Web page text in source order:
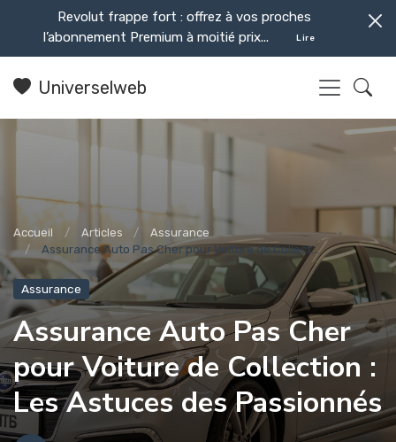
Revolut frappe fort : offrez à vos proches
l’abonnement Premium à moitié prix...
Lire
Universelweb
Accueil Articles
Assurance
Assurance Auto Pas Cher pour Voiture de Collect...
Assurance
Assurance Auto Pas Cher
pour Voiture de Collection :
Les Astuces des Passionnés